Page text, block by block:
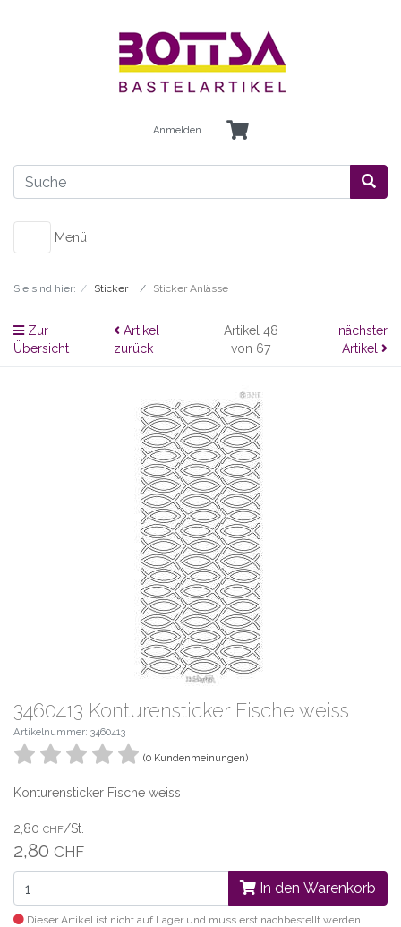
Anmelden
Menü
Sie sind hier: Sticker Sticker Anlässe
Zur
Übersicht
Artikel
zurück
Artikel 48
von 67
nächster
Artikel
3460413 Konturensticker Fische weiss
Artikelnummer: 3460413
(0 Kundenmeinungen)
Konturensticker Fische weiss
2,80 CHF/St.
2,80 CHF
In den Warenkorb
Dieser Artikel ist nicht auf Lager und muss erst nachbestellt werden.